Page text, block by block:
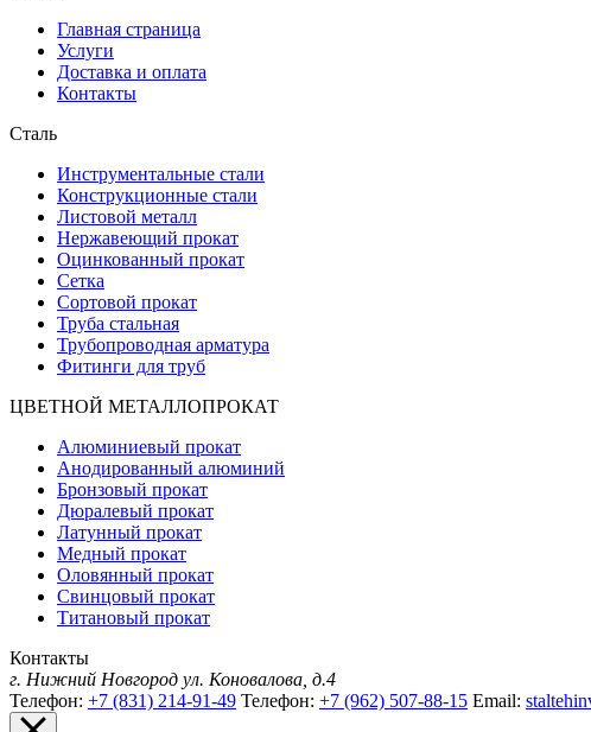
Главная страница
Услуги
Доставка и оплата
Контакты
Сталь
Инструментальные стали
Конструкционные стали
Листовой металл
Нержавеющий прокат
Оцинкованный прокат
Сетка
Сортовой прокат
Труба стальная
Трубопроводная арматура
Фитинги для труб
ЦВЕТНОЙ МЕТАЛЛОПРОКАТ
Алюминиевый прокат
Анодированный алюминий
Бронзовый прокат
Дюралевый прокат
Латунный прокат
Медный прокат
Оловянный прокат
Свинцовый прокат
Титановый прокат
Контакты
г. Нижний Новгород ул. Коновалова, д.4
Телефон: +7 (831) 214-91-49 Телефон: +7 (962) 507-88-15 Email: